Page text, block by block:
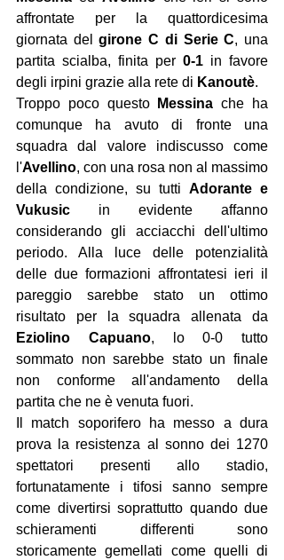
affrontate per la quattordicesima
giornata del girone C di Serie C, una
partita scialba, finita per 0-1 in favore
degli irpini grazie alla rete di Kanoutè.
Troppo poco questo
Messina che ha
comunque ha avuto di fronte una
squadra dal valore indiscusso come
l'Avellino, con una rosa non al massimo
della condizione, su tutti Adorante e
Vukusic in evidente affanno
considerando gli acciacchi dell'ultimo
periodo. Alla luce delle potenzialità
delle due formazioni affrontatesi ieri il
pareggio sarebbe stato un ottimo
Eziolino Capuano, lo 0-0 tutto
sommato non sarebbe stato un finale
non conforme all'andamento della
partita che ne è venuta fuori.
Il match soporifero ha messo a dura
prova la resistenza al sonno dei 1270
spettatori presenti allo stadio,
fortunatamente i tifosi sanno sempre
come divertirsi soprattutto quando due
schieramenti differenti sono
storicamente gemellati come quelli di